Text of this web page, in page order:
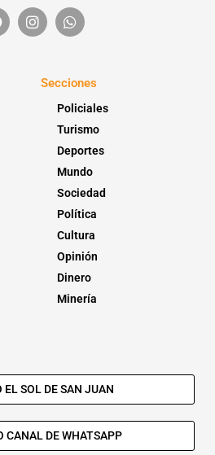
Secciones
Policiales
Turismo
Deportes
Mundo
Sociedad
Política
Cultura
Opinión
Dinero
Minería
EL SOL DE SAN JUAN
CANAL DE WHATSAPP